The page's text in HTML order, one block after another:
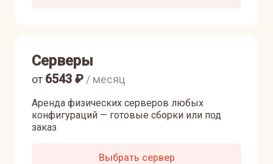
Серверы
Аренда физических серверов любых
конфигураций — готовые сборки или под
заказ
от 6543 ₽ / месяц
Выбрать сервер